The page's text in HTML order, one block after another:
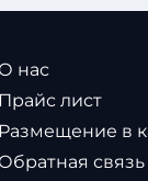
нас
лист
в
связь